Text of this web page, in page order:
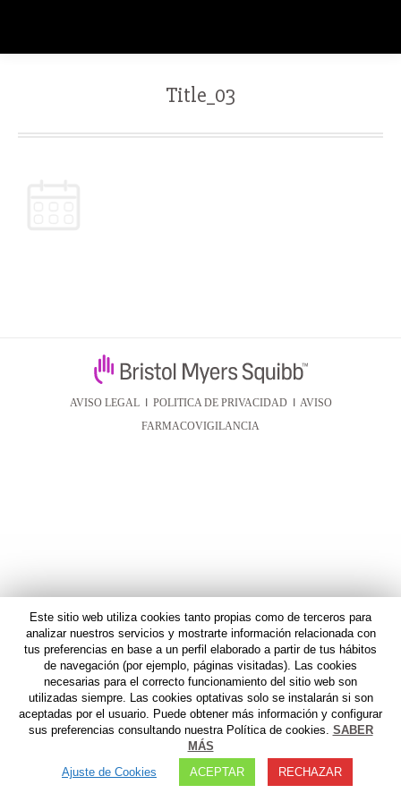
Title_03
AVISO LEGAL POLITICA DE PRIVACIDAD
AVISO
FARMACOVIGILANCIA
Este sitio web utiliza cookies tanto propias como de terceros para
analizar nuestros servicios y mostrarte información relacionada con
tus preferencias en base a un perfil elaborado a partir de tus hábitos
de navegación (por ejemplo, páginas visitadas). Las cookies
necesarias para el correcto funcionamiento del sitio web son
utilizadas siempre. Las cookies optativas solo se instalarán si son
aceptadas por el usuario. Puede obtener más información y configurar
sus preferencias consultando nuestra Política de cookies. SABER
MÁS
Ajuste de Cookies
ACEPTAR RECHAZAR